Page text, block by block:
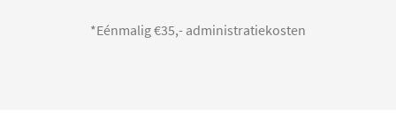
*Eénmalig €35,- administratiekosten